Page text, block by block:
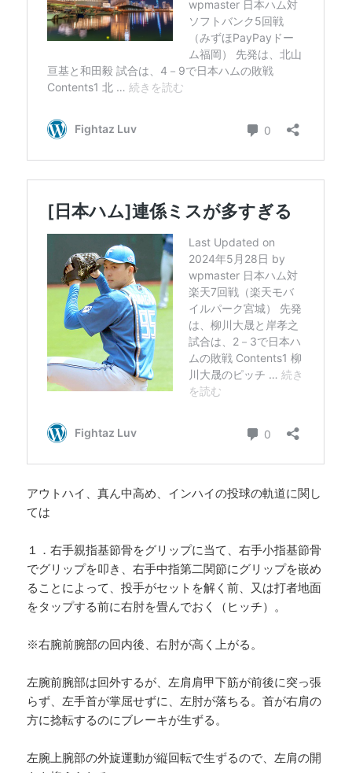
アウトハイ、真ん中高め、インハイの投球の軌道に関し
ては
１．右手親指基節骨をグリップに当て、右手小指基節骨
でグリップを叩き、右手中指第二関節にグリップを嵌め
ることによって、投手がセットを解く前、又は打者地面
をタップする前に右肘を畳んでおく（ヒッチ）。
※右腕前腕部の回内後、右肘が高く上がる。
左腕前腕部は回外するが、左肩肩甲下筋が前後に突っ張
らず、左手首が掌屈せずに、左肘が落ちる。首が右肩の
方に捻転するのにブレーキが生ずる。
左腕上腕部の外旋運動が縦回転で生ずるので、左肩の開